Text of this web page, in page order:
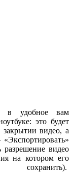
в удобное вам
это будет
видео, а
видео
на котором его